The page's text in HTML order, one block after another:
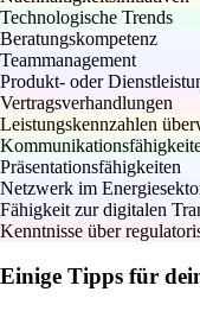
Technologische Trends
Beratungskompetenz
Teammanagement
Produkt- oder
Vertragsverhandlungen
Leistungskennzahlen
Präsentationsfähigkeiten
Netzwerk im
Fähigkeit zur digitalen
Kenntnisse über
Einige Tipps für